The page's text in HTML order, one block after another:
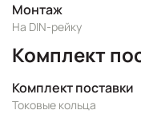
Монтаж
На DIN-рейку
Комплект
Комплект поставки
Токовые кольца